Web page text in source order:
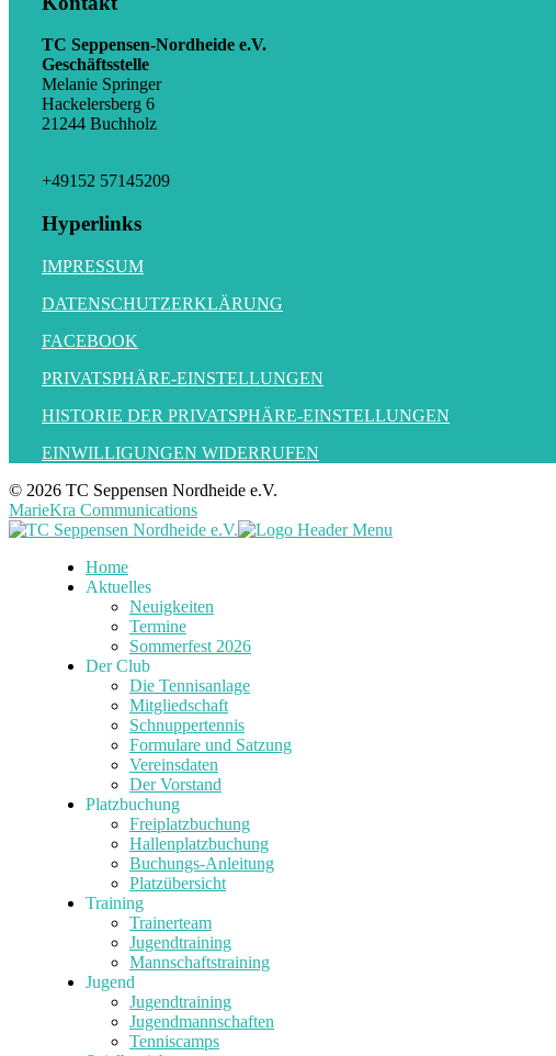
TC Seppensen-Nordheide e.V.
Geschäftsstelle
Melanie Springer
Hackelersberg 6
21244 Buchholz
+49152 57145209
Hyperlinks
IMPRESSUM
DATENSCHUTZERKLÄRUNG
FACEBOOK
PRIVATSPHÄRE-EINSTELLUNGEN
HISTORIE DER PRIVATSPHÄRE-EINSTELLUNGEN
EINWILLIGUNGEN WIDERRUFEN
© 2026 TC Seppensen Nordheide e.V.
MarieKra Communications
Home
Aktuelles
Neuigkeiten
Termine
Sommerfest 2026
Der Club
Die Tennisanlage
Mitgliedschaft
Schnuppertennis
Formulare und Satzung
Vereinsdaten
Der Vorstand
Platzbuchung
Freiplatzbuchung
Hallenplatzbuchung
Buchungs-Anleitung
Platzübersicht
Training
Trainerteam
Jugendtraining
Mannschaftstraining
Jugend
Jugendtraining
Jugendmannschaften
Tenniscamps